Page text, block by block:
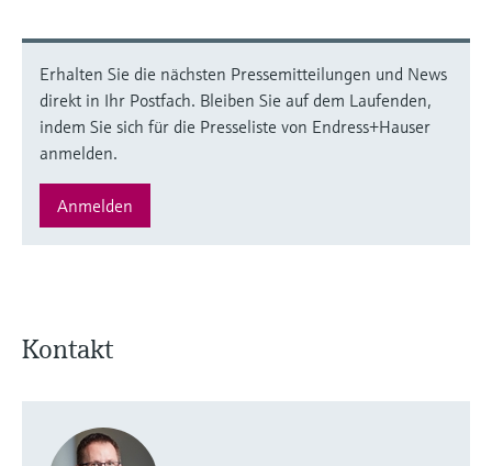
Erhalten Sie die nächsten Pressemitteilungen und News
direkt in Ihr Postfach. Bleiben Sie auf dem Laufenden,
indem Sie sich für die Presseliste von Endress+Hauser
anmelden.
Anmelden
Kontakt